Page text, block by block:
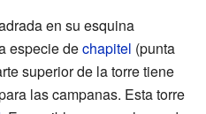
en su esquina
especie dechapitel (punta
superior de la torre tiene
las campanas. Esta torre